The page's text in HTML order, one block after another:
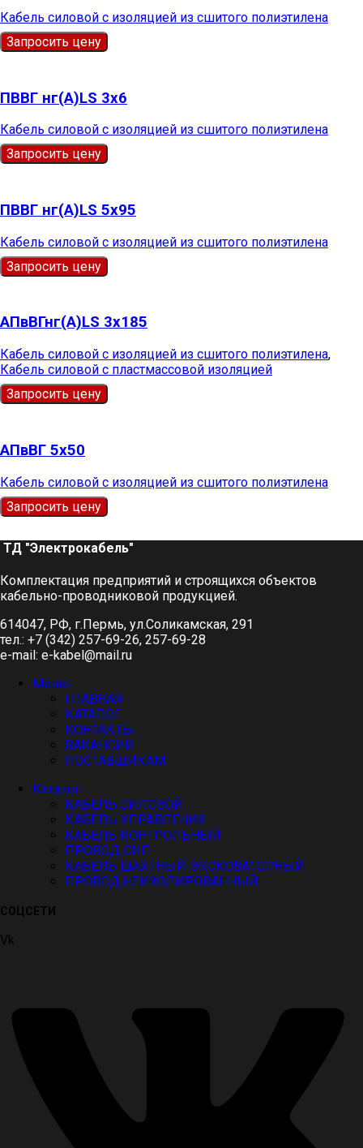
Кабель силовой с изоляцией из сшитого полиэтилена
Запросить цену
ПВВГ нг(А)LS 3х6
Кабель силовой с изоляцией из сшитого полиэтилена
Запросить цену
ПВВГ нг(А)LS 5х95
Кабель силовой с изоляцией из сшитого полиэтилена
Запросить цену
АПвВГнг(А)LS 3х185
Кабель силовой с изоляцией из сшитого полиэтилена,
Кабель силовой с пластмассовой изоляцией
Запросить цену
АПвВГ 5х50
Кабель силовой с изоляцией из сшитого полиэтилена
Запросить цену
ТД "Электрокабель"​
Комплектация предприятий и строящихся объектов
кабельно-проводниковой продукцией.
614047, РФ, г.Пермь, ул.Соликамская, 291
тел.: +7 (342) 257-69-26, 257-69-28
e-mail: e-kabel@mail.ru
Меню
ГЛАВНАЯ
КАТАЛОГ
КОНТАКТЫ
ВАКАНСИИ
ПОСТАВЩИКАМ
Каталог
КАБЕЛЬ СИЛОВОЙ
КАБЕЛЬ УПРАВЛЕНИЯ
КАБЕЛЬ КОНТРОЛЬНЫЙ
ПРОВОД СИП
КАБЕЛЬ ШАХТНЫЙ ЭКСКОВАТОРНЫЙ
ПРОВОД НЕИЗОЛИРОВАННЫЙ
СОЦСЕТИ
Vk